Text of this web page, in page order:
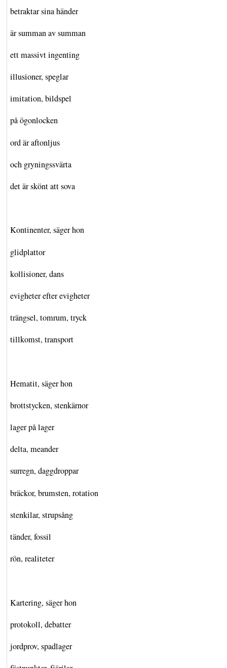
betraktar sina händer
är summan av summan
ett massivt ingenting
illusioner, speglar
imitation, bildspel
på ögonlocken
ord är aftonljus
och gryningssvärta
det är skönt att sova
Kontinenter, säger hon
glidplattor
kollisioner, dans
evigheter efter evigheter
trängsel, tomrum, tryck
tillkomst, transport
Hematit, säger hon
brottstycken, stenkärnor
lager på lager
delta, meander
surregn, daggdroppar
bräckor, brumsten, rotation
stenkilar, strupsång
tänder, fossil
rön, realiteter
Kartering, säger hon
protokoll, debatter
jordprov, spadlager